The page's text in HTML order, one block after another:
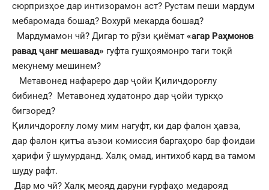
сюрпризҳое дар интизорамон аст? Рустам пеши мардум
мебаромада бошад? Вохурӣ мекарда бошад?
Мардумамон чӣ? Дигар то рӯзи қиёмат «агар Раҳмонов
равад ҷанг мешавад» гуфта гушҳоямонро таги тоқӣ
мекунему мешинем?
Метавонед нафареро дар ҷойи Қиличдороғлу
бибинед? Метавонед худатонро дар ҷойи туркҳо
бигзоред?
Қиличдороғлу лому мим нагуфт, ки дар фалон ҳавза,
дар фалон қитъа аъзои комиссия баргаҳоро бар фоидаи
ҳарифи ӯ шумурданд. Халқ омад, интихоб кард ва тамом
шуду рафт.
Дар мо чӣ? Халқ меояд даруни ғурфаҳо медарояд